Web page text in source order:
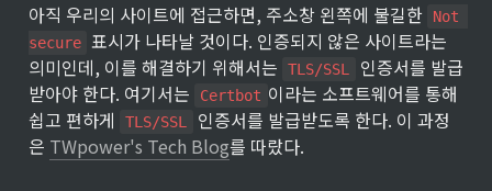
아직 우리의 사이트에 접근하면, 주소창 왼쪽에 불길한
Not
secure 표시가 나타날 것이다. 인증되지 않은 사이트라는
의미인데, 이를 해결하기 위해서는
TLS/SSL
인증서를 발급
받아야 한다. 여기서는
Certbot 이라는 소프트웨어를 통해
쉽고 편하게
TLS/SSL
인증서를 발급받도록 한다. 이 과정
은 TWpower's Tech Blog를 따랐다.